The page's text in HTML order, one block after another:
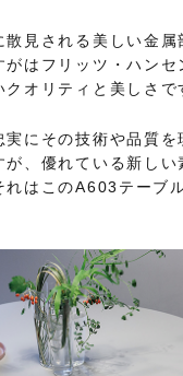
散見される美しい金属
がはフリッツ・ハンセ
オリティと美しさで
実にその技術や品質を
が、優れている新しい
れはこのA603テーブ